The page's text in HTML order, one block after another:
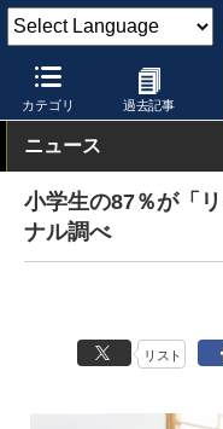
カテゴリ 過去記事
こどもとIT 教育情報・デ
ニュース
小学生の87％が「
ナル調べ
リスト